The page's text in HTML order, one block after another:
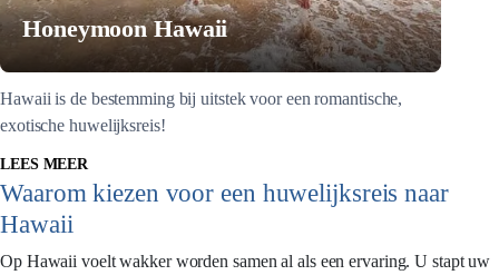
Honeymoon Hawaii
Hawaii is de bestemming bij uitstek voor een romantische,
exotische huwelijksreis!
LEES MEER
Waarom kiezen voor een huwelijksreis naar
Hawaii
Op Hawaii voelt wakker worden samen al als een ervaring. U stapt uw